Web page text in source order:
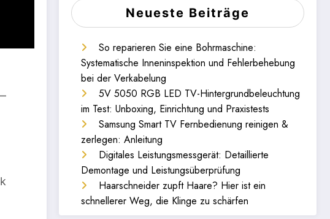
Neueste Beiträge
So reparieren Sie eine Bohrmaschine:
Systematische Inneninspektion und Fehlerbehebung
bei der Verkabelung
5V 5050 RGB LED TV-Hintergrundbeleuchtung
im Test: Unboxing, Einrichtung und Praxistests
Samsung Smart TV Fernbedienung reinigen &
zerlegen: Anleitung
Digitales Leistungsmessgerät: Detaillierte
Demontage und Leistungsüberprüfung
Haarschneider zupft Haare? Hier ist ein
schnellerer Weg, die Klinge zu schärfen